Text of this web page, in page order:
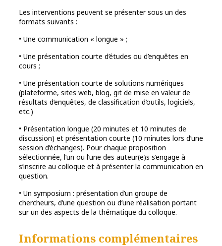
Les interventions peuvent se présenter sous un des
formats suivants :
• Une communication « longue » ;
• Une présentation courte d’études ou d’enquêtes en
cours ;
• Une présentation courte de solutions numériques
(plateforme, sites web, blog, git de mise en valeur de
résultats d’enquêtes, de classification d’outils, logiciels,
etc.)
• Présentation longue (20 minutes et 10 minutes de
discussion) et présentation courte (10 minutes lors d’une
session d’échanges). Pour chaque proposition
sélectionnée, l’un ou l’une des auteur(e)s s’engage à
s’inscrire au colloque et à présenter la communication en
question.
• Un symposium : présentation d’un groupe de
chercheurs, d’une question ou d’une réalisation portant
sur un des aspects de la thématique du colloque.
Informations complémentaires